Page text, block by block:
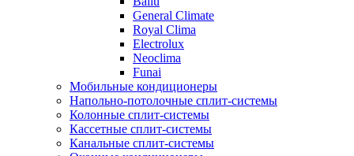
General Climate
Royal Clima
Electrolux
Neoclima
Funai
Мобильные кондиционеры
Напольно-потолоч​ные ​сплит-системы
Колонные ​​сплит-системы
Кассетные сплит-системы
Канальные сплит-системы